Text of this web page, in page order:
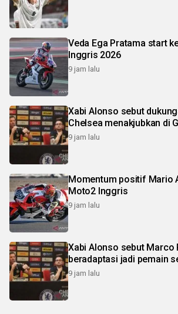
Veda Ega Pratama start
Inggris 2026
9 jam lalu
Xabi Alonso sebut
Chelsea menakjubkan di
9 jam lalu
Momentum positif Mario
Moto2 Inggris
9 jam lalu
Xabi Alonso sebut Marco
beradaptasi jadi pemain
9 jam lalu